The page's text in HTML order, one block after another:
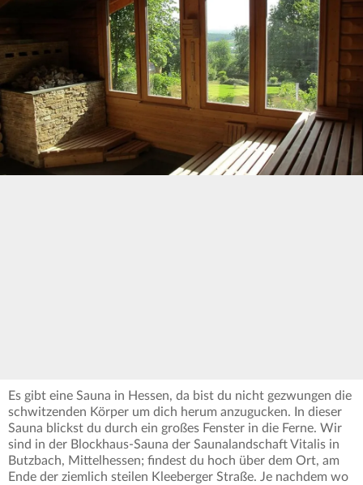
Es gibt eine Sauna in Hessen, da bist du nicht gezwungen die
schwitzenden Körper um dich herum anzugucken. In dieser
Sauna blickst du durch ein großes Fenster in die Ferne. Wir
sind in der Blockhaus-Sauna der Saunalandschaft Vitalis in
Butzbach, Mittelhessen; findest du hoch über dem Ort, am
Ende der ziemlich steilen Kleeberger Straße. Je nachdem wo